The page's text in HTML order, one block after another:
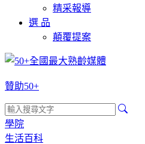
精采報導
選 品
顛覆提案
贊助50+
學院
生活百科